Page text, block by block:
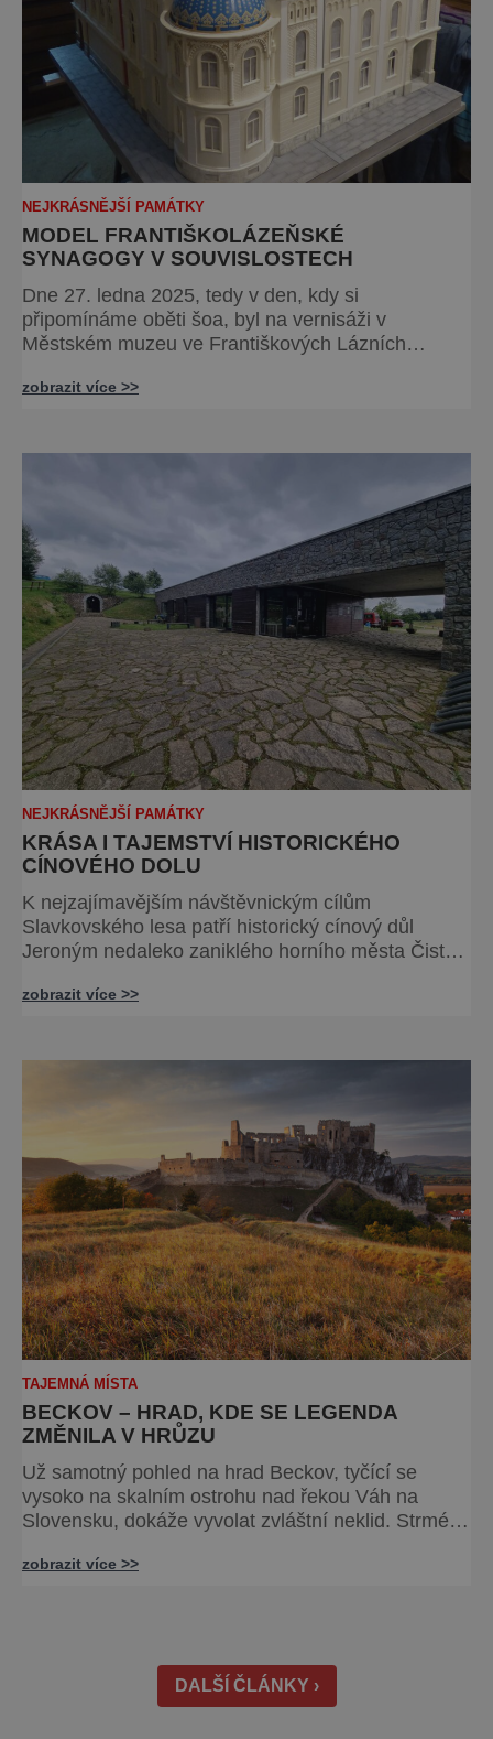
NEJKRÁSNĚJŠÍ PAMÁTKY
MODEL FRANTIŠKOLÁZEŇSKÉ
SYNAGOGY V SOUVISLOSTECH
Dne 27. ledna 2025, tedy v den, kdy si
připomínáme oběti šoa, byl na vernisáži v
Městském muzeu ve Františkových Lázních
zničena v roce 1938. Do lázeňského města se tak
zobrazit více >>
NEJKRÁSNĚJŠÍ PAMÁTKY
KRÁSA I TAJEMSTVÍ HISTORICKÉHO
CÍNOVÉHO DOLU
K nejzajímavějším návštěvnickým cílům
Slavkovského lesa patří historický cínový důl
Jeroným nedaleko zaniklého horního města Čistá.
Národní kulturní památka je dnes přístupná
namáhavé práci tehdejších horníků. [gallery
zobrazit více >>
TAJEMNÁ MÍSTA
BECKOV – HRAD, KDE SE LEGENDA
ZMĚNILA V HRŮZU
Už samotný pohled na hrad Beckov, tyčící se
vysoko na skalním ostrohu nad řekou Váh na
Slovensku, dokáže vyvolat zvláštní neklid. Strmé
krajiny, se staly i svědky tragédie – právě odsud
z nich vypráví o t
zobrazit více >>
DALŠÍ ČLÁNKY ›